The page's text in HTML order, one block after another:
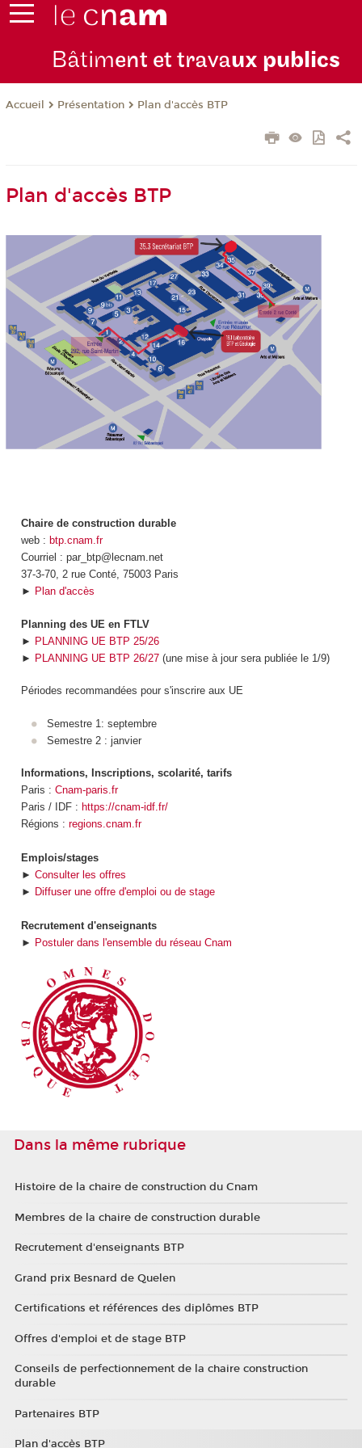
Bâtiment et travaux publics
Accueil Présentation Plan d'accès BTP
Plan d'accès BTP
Chaire de construction durable
web : btp.cnam.fr
Courriel : par_btp@lecnam.net
37-3-70, 2 rue Conté, 75003 Paris
► Plan d'accès
Planning des UE en FTLV
► PLANNING UE BTP 25/26
► PLANNING UE BTP 26/27(une mise à jour sera publiée le 1/9)
Périodes recommandées pour s'inscrire aux UE
Semestre 1: septembre
Semestre 2 : janvier
Informations, Inscriptions, scolarité, tarifs
Paris : Cnam-paris.fr
Paris / IDF : https://cnam-idf.fr/
Régions : regions.cnam.fr
Emplois/stages
► Consulter les offres
► Diffuser une offre d'emploi ou de stage
Recrutement d'enseignants
► Postuler dans l'ensemble du réseau Cnam
Dans la même rubrique
Histoire de la chaire de construction du Cnam
Membres de la chaire de construction durable
Recrutement d'enseignants BTP
Grand prix Besnard de Quelen
Certifications et références des diplômes BTP
Offres d'emploi et de stage BTP
Conseils de perfectionnement de la chaire construction
durable
Partenaires BTP
Plan d'accès BTP